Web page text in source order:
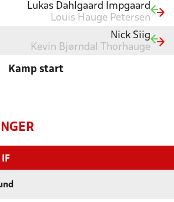
Lukas Dahlgaard Impgaard
Louis Hauge Petersen
Nick Siig
Kevin Bjørndal Thorhauge
Kamp start
IF